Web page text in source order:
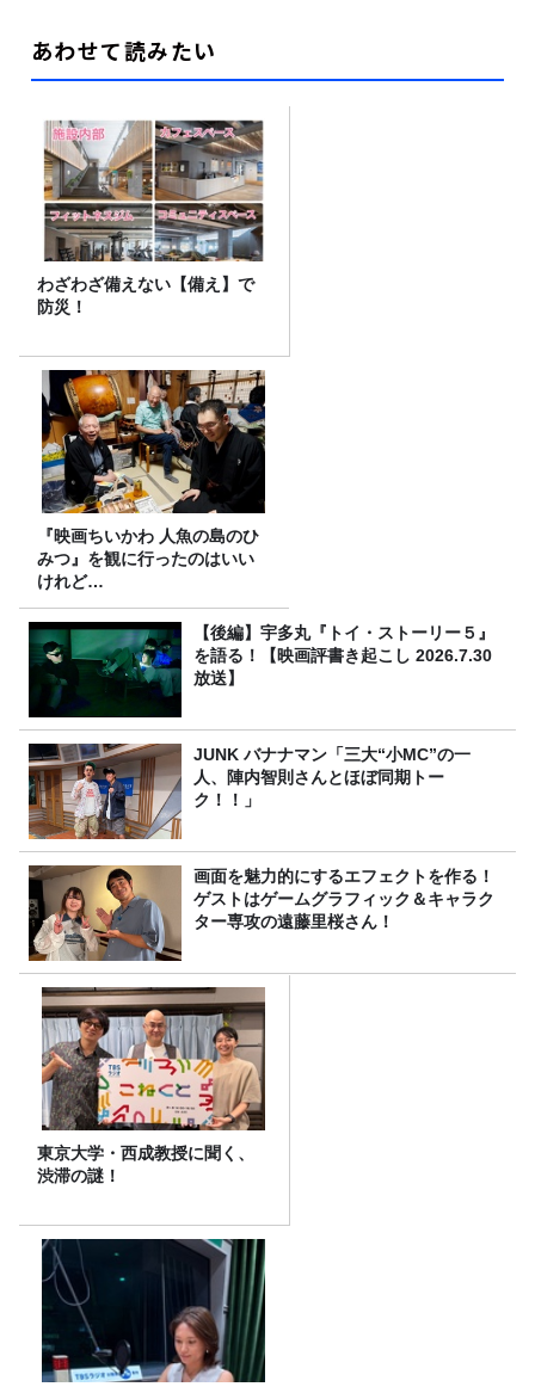
あわせて読みたい
わざわざ備えない【備え】で
防災！
『映画ちいかわ 人魚の島のひ
みつ』を観に行ったのはいい
けれど…
【後編】宇多丸『トイ・ストーリー５』
を語る！【映画評書き起こし 2026.7.30
放送】
JUNK バナナマン「三大“小MC”の一
人、陣内智則さんとほぼ同期トー
ク！！」
画面を魅力的にするエフェクトを作る！
ゲストはゲームグラフィック＆キャラク
ター専攻の遠藤里桜さん！
東京大学・西成教授に聞く、
渋滞の謎！